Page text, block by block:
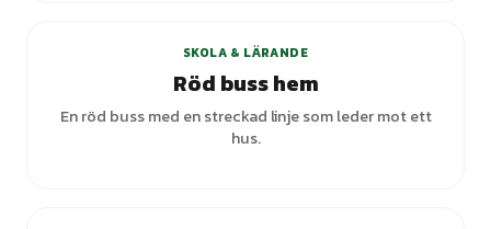
SKOLA & LÄRANDE
Röd buss hem
En röd buss med en streckad linje som leder mot ett
hus.